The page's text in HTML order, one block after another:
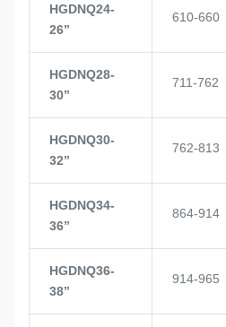
HGDNQ24-
26’’
610-660
HGDNQ28-
30’’
711-762
HGDNQ30-
32’’
762-813
HGDNQ34-
36’’
864-914
HGDNQ36-
38’’
914-965